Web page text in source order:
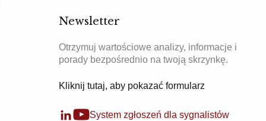
Newsletter
Otrzymuj wartościowe analizy, informacje i
porady bezpośrednio na twoją skrzynkę.
Kliknij tutaj, aby pokazać formularz
System zgłoszeń dla sygnalistów